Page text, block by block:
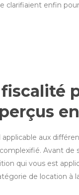
clarifiaient enfin
applicable aux
Avant de
qui vous est
de location à